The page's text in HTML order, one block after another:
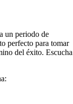
un periodo de
perfecto para tomar
del éxito. Escucha